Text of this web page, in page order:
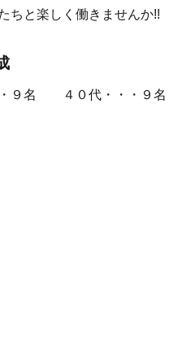
ちと楽しく働きませんか!!
・９名 ４０代・・・９